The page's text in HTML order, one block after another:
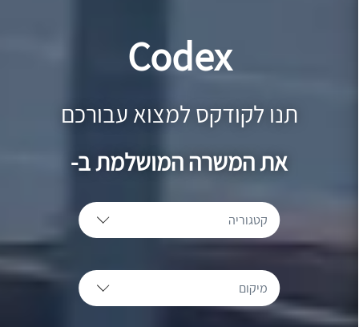
Codex
תנו לקודקס למצוא עבורכם
את המשרה המושלמת ב-
קטגוריה
מיקום